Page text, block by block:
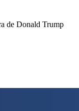
de Donald Trump